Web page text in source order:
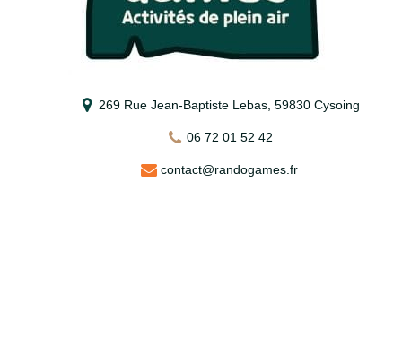
269 Rue Jean-Baptiste Lebas, 59830 Cysoing
06 72 01 52 42
contact@randogames.fr